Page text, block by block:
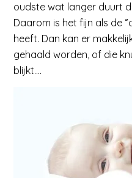
oudste wat langer duurt
Daarom is het fijn als de
heeft. Dan kan er
gehaald worden, of die
blijkt….